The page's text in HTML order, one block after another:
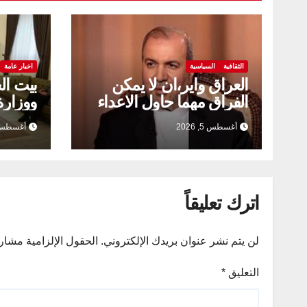
الثقافية السياسية
العراق واير،ان لا يمكن
الفراق مهما حاول الاعداء
أغسطس 5, 2026
اخبار عامة
بيت
أغسطس 5,
اترك تعليقاً
لن يتم نشر عنوان بريدك الإلكتروني. الحقول الإلزامية مشار
التعليق *